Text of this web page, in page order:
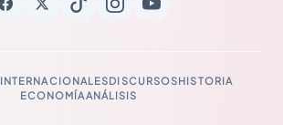
INTERNACIONALESDISCURSOSHISTORIA
ECONOMÍAANÁLISIS